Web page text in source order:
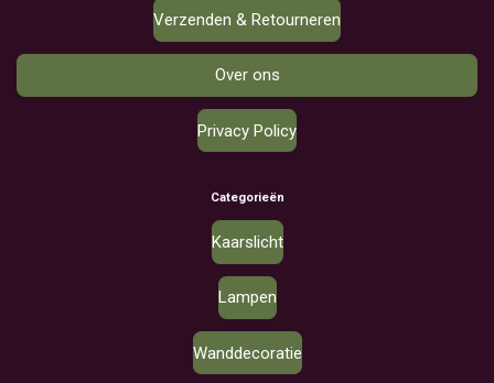
Verzenden & Retourneren
Over ons
Privacy Policy
Categorieën
Kaarslicht
Lampen
Wanddecoratie